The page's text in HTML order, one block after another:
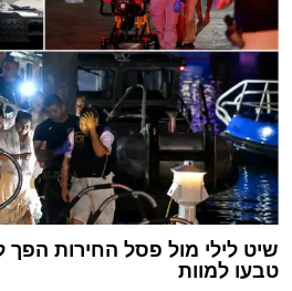
שיט לילי מול פסל החירות הפך
טבעו למוות